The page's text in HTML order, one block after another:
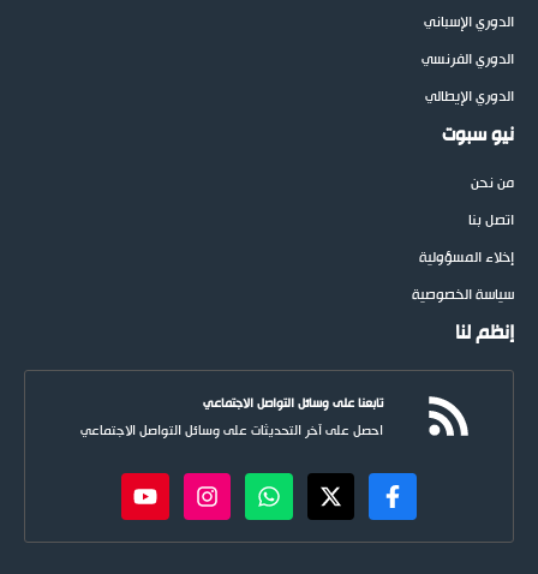
الدوري الإسباني
الدوري الفرنسي
الدوري الإيطالي
نيو سبوت
من نحن
اتصل بنا
إخلاء المسؤولية
سياسة الخصوصية
إنظم لنا
تابعنا على وسائل التواصل الاجتماعي
احصل على آخر التحديثات على وسائل التواصل الاجتماعي